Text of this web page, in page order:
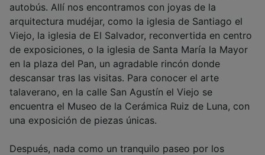
autobús. Allí nos encontramos con joyas de la
arquitectura mudéjar, como la iglesia de Santiago el
Viejo, la iglesia de El Salvador, reconvertida en centro
de exposiciones, o la iglesia de Santa María la Mayor
en la plaza del Pan, un agradable rincón donde
descansar tras las visitas. Para conocer el arte
talaverano, en la calle San Agustín el Viejo se
encuentra el Museo de la Cerámica Ruiz de Luna, con
una exposición de piezas únicas.
Después, nada como un tranquilo paseo por los